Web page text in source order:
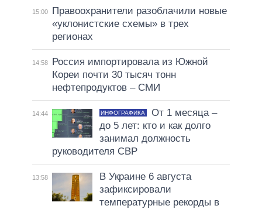
15:00
Правоохранители разоблачили новые
«уклонистские схемы» в трех
регионах
14:58
Россия импортировала из Южной
Кореи почти 30 тысяч тонн
нефтепродуктов – СМИ
14:44 ИНФОГРАФИКА
От 1 месяца –
до 5 лет: кто и как долго
занимал должность
руководителя СВР
13:58
В Украине 6 августа
зафиксировали
температурные рекорды в